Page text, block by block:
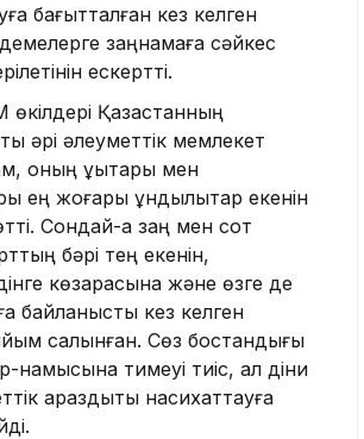
бағытталған кез келген
заңнамаға сәйкес
ескертті.
өкілдері Қазақстанның
әрі әлеуметтік мемлекет
оның құқықтары мен
ең жоғары құндылықтар екенін
Сондай-ақ заң мен сот
бәрі тең екенін,
көзқарасына және өзге де
байланысты кез келген
салынған. Сөз бостандығы
намысына тимеуі тиіс, ал діни
араздықты насихаттауға